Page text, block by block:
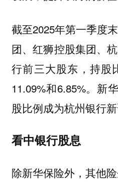
截至2025年第一季度
团、红狮控股集团、
行前三大股东，持股
11.09%和6.85%。新
股比例成为杭州银行新
看中银行股息
除新华保险外，其他险